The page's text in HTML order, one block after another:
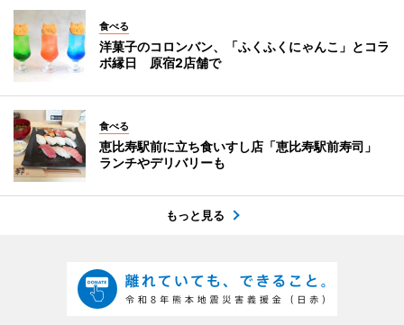
食べる
洋菓子のコロンバン、「ふくふくにゃんこ」とコラ
ボ縁日 原宿2店舗で
食べる
恵比寿駅前に立ち食いすし店「恵比寿駅前寿司」
ランチやデリバリーも
もっと見る